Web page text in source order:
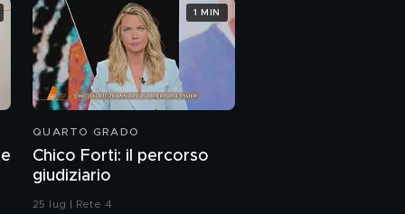
QUARTO GRADO
Chico Forti: il percorso
giudiziario
25 lug | Rete 4
1 MIN